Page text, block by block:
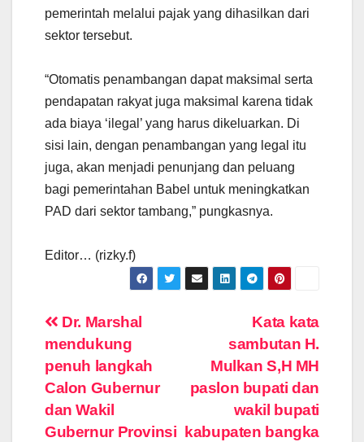
pemerintah melalui pajak yang dihasilkan dari
sektor tersebut.
“Otomatis penambangan dapat maksimal serta
pendapatan rakyat juga maksimal karena tidak
ada biaya ‘ilegal’ yang harus dikeluarkan. Di
sisi lain, dengan penambangan yang legal itu
juga, akan menjadi penunjang dan peluang
bagi pemerintahan Babel untuk meningkatkan
PAD dari sektor tambang,” pungkasnya.
Editor… (rizky.f)
Navigasi
pos
Kata kata
sambutan H.
Mulkan S,H MH
paslon bupati dan
wakil bupati
kabupaten bangka
Dr. Marshal
mendukung
penuh langkah
Calon Gubernur
dan Wakil
Gubernur Provinsi